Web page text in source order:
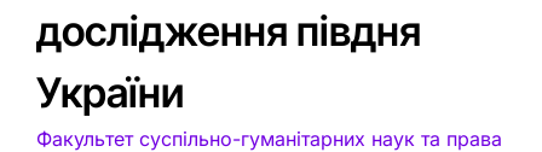
дослідження півдня
України
Факультет суспільно-гуманітарних наук та права